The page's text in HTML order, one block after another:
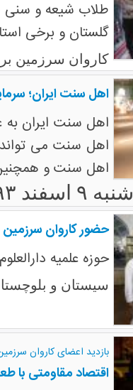
گلستان و برخی
کاروان سرزمین
اهل سنت ایران؛
اهل سنت ایران
اهل سنت می تواند
اهل سنت و
شنبه ۹ اسفند ۱۳۹۳
حضور کاروان
حوزه علمیه
سیستان و
بازدید اعضای کاروان
اقتصاد مقاومتی با